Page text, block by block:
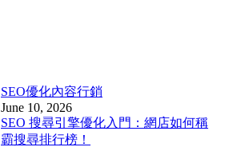
SEO優化內容行銷
June 10, 2026
SEO 搜尋引擎優化入門：網店如何稱
霸搜尋排行榜！